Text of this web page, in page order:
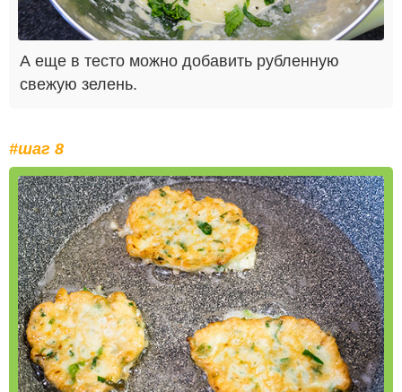
А еще в тесто можно добавить рубленную
свежую зелень.
#шаг 8